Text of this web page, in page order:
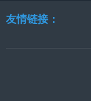
友情链接：